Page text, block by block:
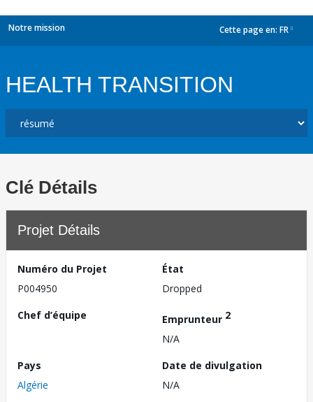
Notre mission Cette page en: FR
HEALTH TRANSITION
Clé Détails
Projet Détails
Numéro du Projet
P004950
État
Dropped
Chef d’équipe
Emprunteur 2
N/A
Pays
Algérie
Date de divulgation
N/A